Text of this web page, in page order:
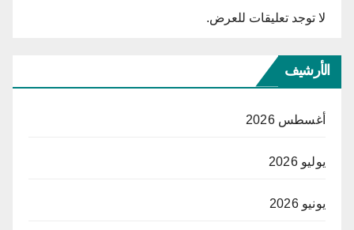
لا توجد تعليقات للعرض.
الأرشيف
أغسطس 2026
يوليو 2026
يونيو 2026